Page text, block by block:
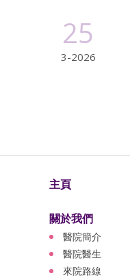
25
3-2026
主頁
關於我們
醫院簡介
醫院醫生
來院路線